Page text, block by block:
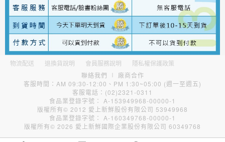
物流配送 退換貨說明 會員服務說明
隱私權保護政策
聯絡我們 ∣ 廠商合作
客服時間：AM 09:30-12:00、PM 1:30~05:00 (週一至週五)
客服電話：(02)2321-0311
食品業登錄字號： A-153949968-00000-1
版權所有© 2012 愛上新鮮股份有限公司 53949968
食品業登錄字號： A-160349768-00000-1
版權所有© 2026 愛上新鮮國際企業股份有限公司 60349768